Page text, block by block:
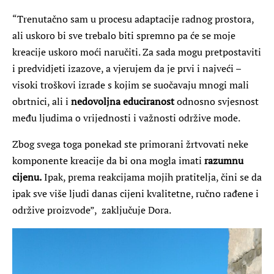
“Trenutačno sam u procesu adaptacije radnog prostora,
ali uskoro bi sve trebalo biti spremno pa će se moje
kreacije uskoro moći naručiti. Za sada mogu pretpostaviti
i predvidjeti izazove, a vjerujem da je prvi i najveći –
visoki troškovi izrade s kojim se suočavaju mnogi mali
obrtnici, ali i nedovoljna educiranostodnosno svjesnost
među ljudima o vrijednosti i važnosti održive mode.
Zbog svega toga ponekad ste primorani žrtvovati neke
komponente kreacije da bi ona mogla imati razumnu
cijenu.Ipak, prema reakcijama mojih pratitelja, čini se da
ipak sve više ljudi danas cijeni kvalitetne, ručno rađene i
održive proizvode”, zaključuje Dora.